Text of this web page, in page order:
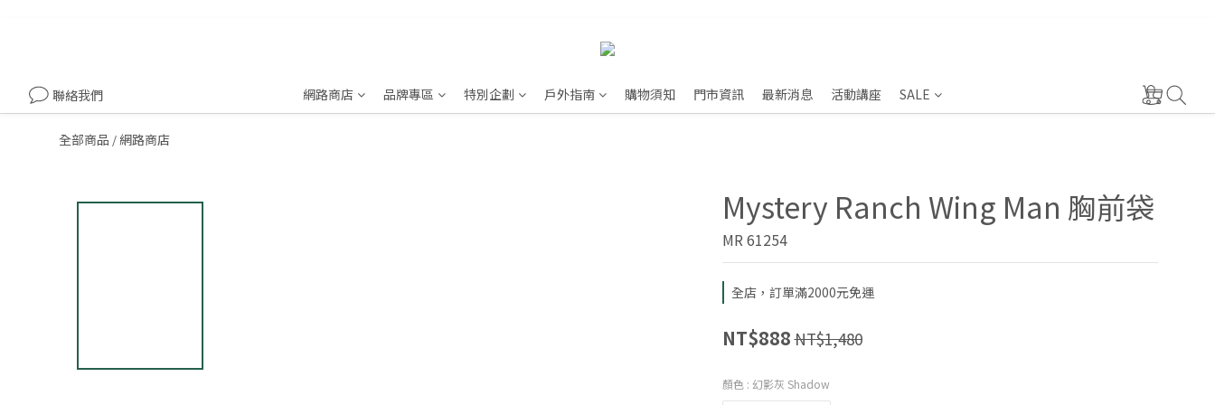
聯絡我們 網路商店 品牌專區 特別企劃 戶外指南 購物須知 門市資訊 最新消息 活動講座 SALE
全部商品 / 網路商店
Mystery Ranch Wing Man 胸前袋
MR 61254
全店，訂單滿2000元免運
NT$888NT$1,480
顏色 : 幻影灰 Shadow